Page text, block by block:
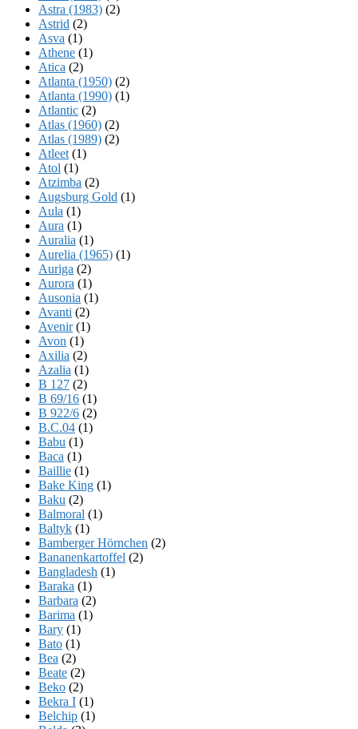
Astra (1983) (2)
Astrid (2)
Asva (1)
Athene (1)
Atica (2)
Atlanta (1950) (2)
Atlanta (1990) (1)
Atlantic (2)
Atlas (1960) (2)
Atlas (1989) (2)
Atleet (1)
Atol (1)
Atzimba (2)
Augsburg Gold (1)
Aula (1)
Aura (1)
Auralia (1)
Aurelia (1965) (1)
Auriga (2)
Aurora (1)
Ausonia (1)
Avanti (2)
Avenir(1)
Avon (1)
Axilia (2)
Azalia (1)
B 127 (2)
B 69/16 (1)
B 922/6 (2)
B.C.04 (1)
Babu (1)
Baca (1)
Baillie (1)
Bake King (1)
Baku (2)
Balmoral (1)
Baltyk (1)
Bamberger Hörnchen (2)
Bananenkartoffel (2)
Bangladesh (1)
Baraka (1)
Barbara (2)
Barima (1)
Bary (1)
Bato (1)
Bea (2)
Beate (2)
Beko (2)
Bekra I (1)
Belchip (1)